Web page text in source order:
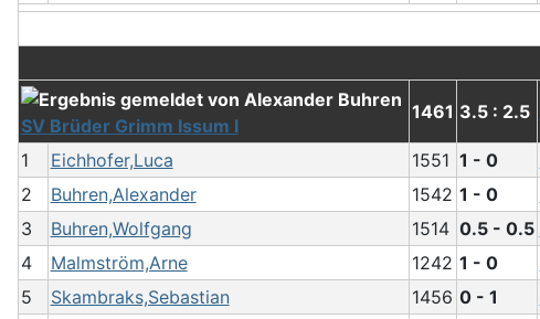
SV Brüder Grimm Issum I
1461 3.5 : 2.5
1 Eichhofer,Luca 1551 1 - 0
2
Buhren,Alexander 1542 1 - 0
3
Buhren,Wolfgang 1514 0.5 - 0.5
4
Malmström,Arne 1242 1 - 0
5
Skambraks,Sebastian 1456 0 - 1